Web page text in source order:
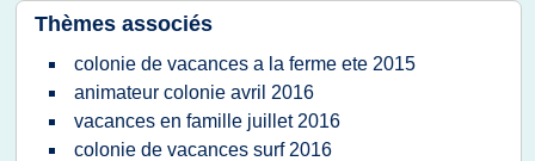
Thèmes associés
colonie de vacances a la ferme ete 2015
animateur colonie avril 2016
vacances en famille juillet 2016
colonie de vacances surf 2016